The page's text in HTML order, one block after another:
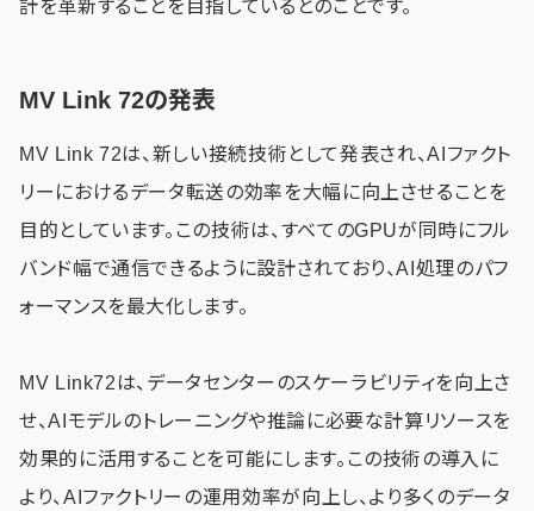
計を革新することを目指しているとのことです。
MV Link 72の発表
MV Link 72は、新しい接続技術として発表され、AIファクト
リーにおけるデータ転送の効率を大幅に向上させることを
目的としています。この技術は、すべてのGPUが同時にフル
バンド幅で通信できるように設計されており、AI処理のパフ
ォーマンスを最大化します。
MV Link72は、データセンターのスケーラビリティを向上さ
せ、AIモデルのトレーニングや推論に必要な計算リソースを
効果的に活用することを可能にします。この技術の導入に
より、AIファクトリーの運用効率が向上し、より多くのデータ